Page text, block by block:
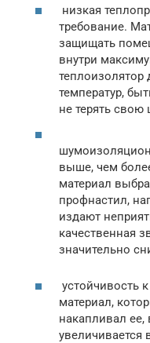
низкая
требование.
защищать
внутри
температур,
не терять свою
выше, чем
материал
профнастил,
издают
качественная
значительно
устойчивость
материал,
накапливал
увеличивается